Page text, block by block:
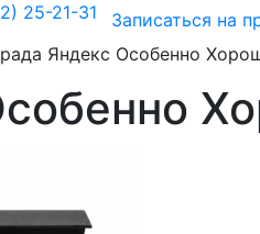
25-21-31
Записаться на
Яндекс Особенно